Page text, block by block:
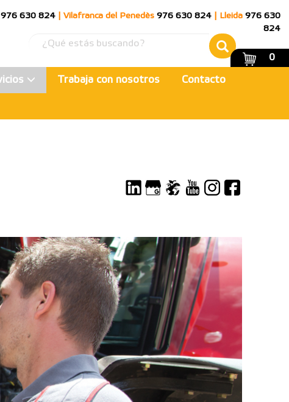
976 630 824 Vilafranca del Penedès 976 630 824 Lleida 976 630
824
0
Trabaja con nosotros Contacto